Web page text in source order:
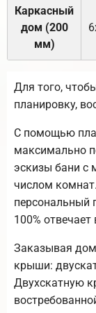
Каркасный
дом (200
мм)
Для того,
планировку,
С помощью
максимально
эскизы бани с
числом
персональный
100%
Заказывая
крыши:
Двухскатную